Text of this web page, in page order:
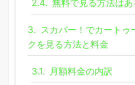
2.4. 無料で見る方法はあ
3. スカパー！でカートゥ
クを見る方法と料金
3.1. 月額料金の内訳